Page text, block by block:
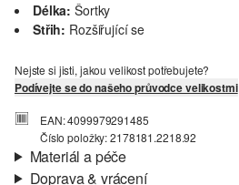
Délka: Šortky
Střih: Rozšiřující se
Nejste si jisti, jakou velikost potřebujete?
Podívejte se do našeho průvodce velikostmi
EAN: 4099979291485
Číslo položky: 2178181.2218.92
Materiál a péče
Doprava & vrácení